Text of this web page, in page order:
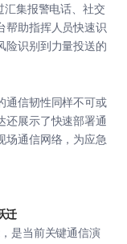
集报警电话、社交
帮助指挥人员快速识
险识别到力量投送的
通信韧性同样不可或
还展示了快速部署通
场通信网络，为应急
迁
是当前关键通信演